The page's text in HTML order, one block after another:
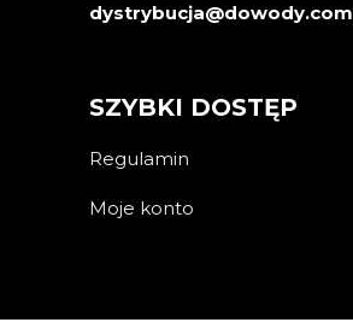
dystrybucja@dowody.com
SZYBKI DOSTĘP
Regulamin
Moje konto